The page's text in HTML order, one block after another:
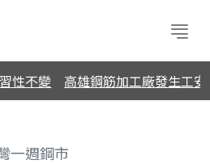
性不變 高雄鋼筋加工廠發生工安
一週鋼市